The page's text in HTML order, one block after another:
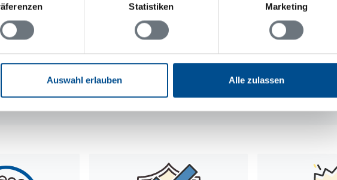
Statistiken Marketing
Auswahl erlauben Alle zulassen
Novasol
3